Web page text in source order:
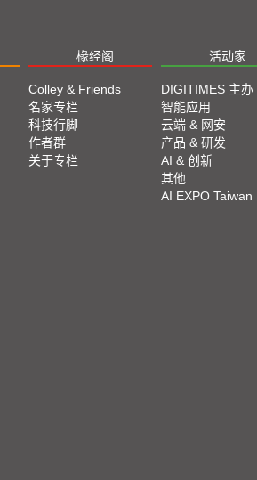
椽经阁 活动家
Colley & Friends
名家专栏
科技行脚
作者群
关于专栏
DIGITIMES 主办
智能应用
云端 & 网安
产品 & 研发
AI & 创新
其他
AI EXPO Taiwan